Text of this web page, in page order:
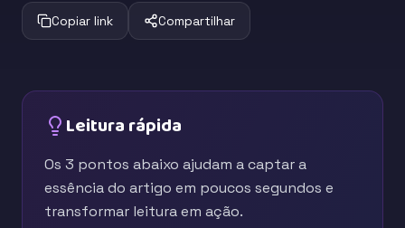
Copiar link Compartilhar
Leitura rápida
Os 3 pontos abaixo ajudam a captar a
essência do artigo em poucos segundos e
transformar leitura em ação.